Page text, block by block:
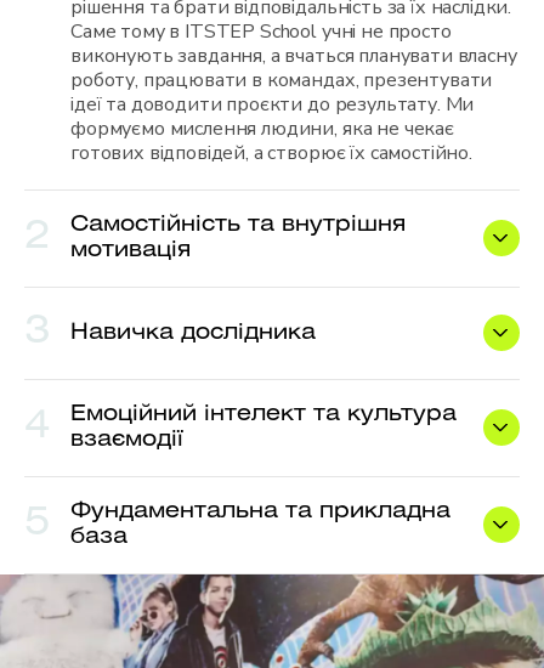
рішення та брати відповідальність за їх наслідки.
Саме тому в ITSTEP School учні не просто
виконують завдання, а вчаться планувати власну
роботу, працювати в командах, презентувати
ідеї та доводити проєкти до результату. Ми
формуємо мислення людини, яка не чекає
готових відповідей, а створює їх самостійно.
2
Самостійність та внутрішня
мотивація
3 Навичка дослідника
4
Емоційний інтелект та культура
взаємодії
5
Фундаментальна та прикладна
база